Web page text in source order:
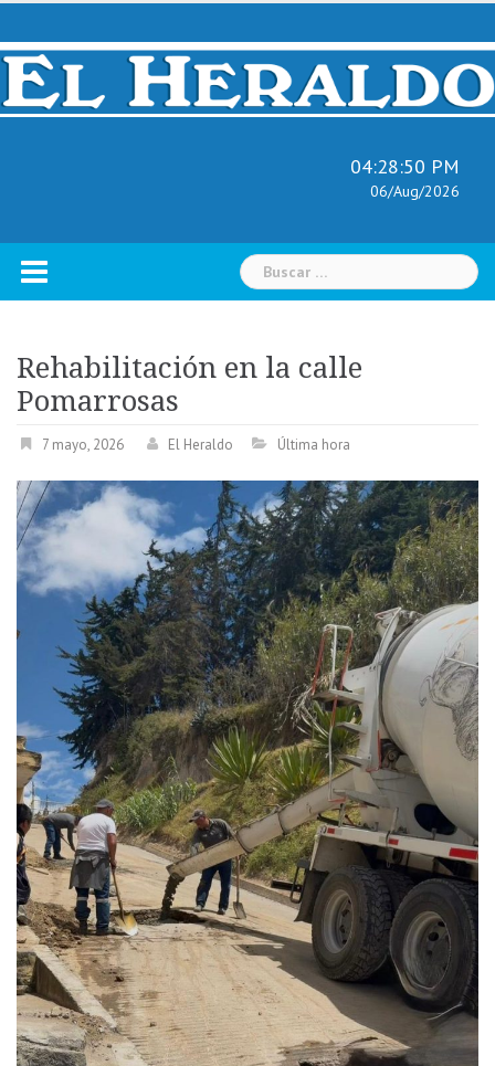
Skip
content
04:28:52 PM
06/Aug/2026
Buscar:
Rehabilitación en la calle
Pomarrosas
7 mayo, 2026 El Heraldo Última hora